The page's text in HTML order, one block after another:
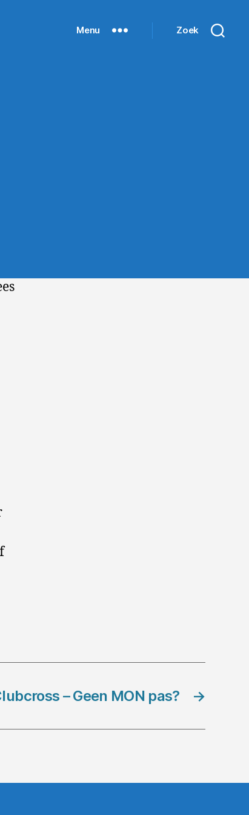
Menu Zoek
→
– Geen MON pas?